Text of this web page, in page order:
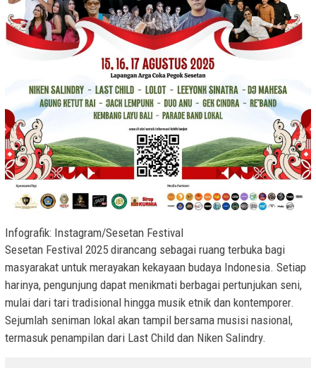
Infografik: Instagram/Sesetan Festival
Sesetan Festival 2025 dirancang sebagai ruang terbuka bagi
masyarakat untuk merayakan kekayaan budaya Indonesia. Setiap
harinya, pengunjung dapat menikmati berbagai pertunjukan seni,
mulai dari tari tradisional hingga musik etnik dan kontemporer.
Sejumlah seniman lokal akan tampil bersama musisi nasional,
termasuk penampilan dari Last Child dan Niken Salindry.